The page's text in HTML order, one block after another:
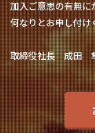
加入ご意思の有無に
何なりとお申し付け
取締役社長 成田